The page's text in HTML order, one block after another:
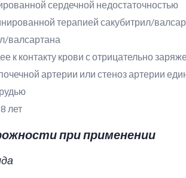
сердечной недостаточностью
терапией сакубитрил/
валсартана
к контакту крови с отрицательно
артерии или стеноз артерии
лет
при применении